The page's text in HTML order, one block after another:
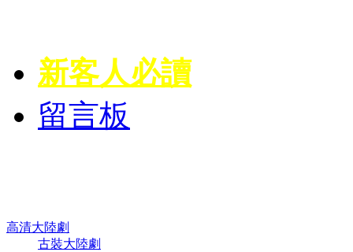
新客人必讀
留言板
高清大陸劇
古裝大陸劇